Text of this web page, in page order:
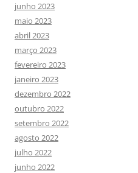
junho 2023
maio 2023
abril 2023
março 2023
fevereiro 2023
janeiro 2023
dezembro 2022
outubro 2022
setembro 2022
agosto 2022
julho 2022
junho 2022